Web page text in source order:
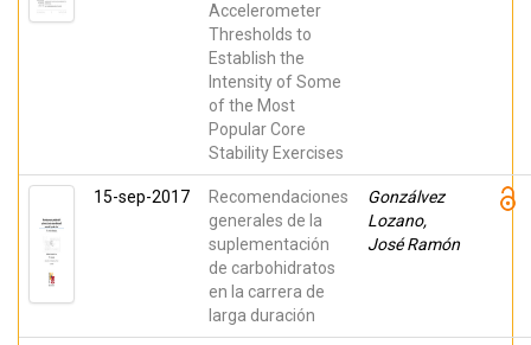
Accelerometer
Thresholds to
Establish the
Intensity of Some
of the Most
Popular Core
Stability Exercises
15-sep-2017
Recomendaciones
generales de la
suplementación
de carbohidratos
en la carrera de
larga duración
Gonzálvez
Lozano,
José Ramón